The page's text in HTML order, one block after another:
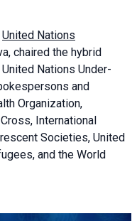
United Nations
chaired the hybrid
Nations Under-
and
Organization,
International
Societies, United
and the World